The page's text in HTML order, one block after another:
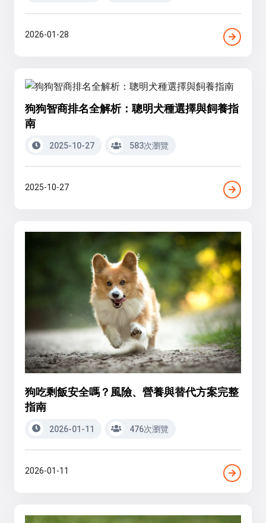
2026-01-28
狗狗智商排名全解析：聰明犬種選擇與飼養指
南
2025-10-27 583次瀏覽
2025-10-27
狗吃剩飯安全嗎？風險、營養與替代方案完整
指南
2026-01-11 476次瀏覽
2026-01-11